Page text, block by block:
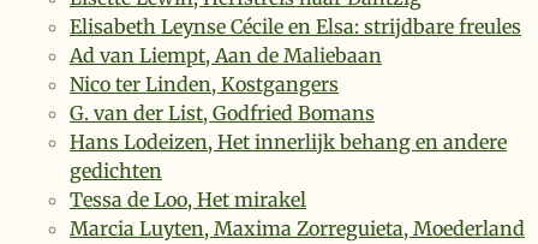
Elisabeth Leynse Cécile en Elsa: strijdbare freules
Ad van Liempt, Aan de Maliebaan
Nico ter Linden, Kostgangers
G. van der List, Godfried Bomans
Hans Lodeizen, Het innerlijk behang en andere
gedichten
Tessa de Loo, Het mirakel
Marcia Luyten, Maxima Zorreguieta, Moederland